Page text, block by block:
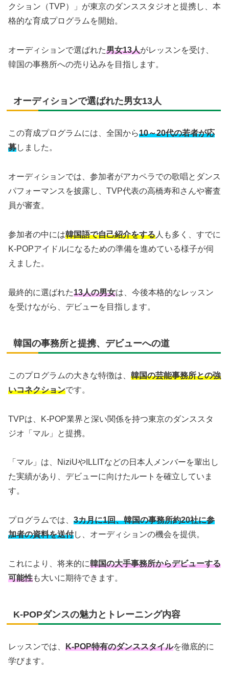
クション（TVP）」が東京のダンススタジオと提携し、本
格的な育成プログラムを開始。
オーディションで選ばれた男女13人がレッスンを受け、
韓国の事務所への売り込みを目指します。
オーディションで選ばれた男女13人
この育成プログラムには、全国から10～20代の若者が応
募しました。
オーディションでは、参加者がアカペラでの歌唱とダンス
パフォーマンスを披露し、TVP代表の高橋寿和さんや審査
員が審査。
参加者の中には韓国語で自己紹介をする 人も多く、すでに
K-POPアイドルになるための準備を進めている様子が伺
えました。
最終的に選ばれた13人の男女は、今後本格的なレッスン
を受けながら、デビューを目指します。
韓国の事務所と提携、デビューへの道
このプログラムの大きな特徴は、 韓国の芸能事務所との強
いコネクションです。
TVPは、K-POP業界と深い関係を持つ東京のダンススタ
ジオ「マル」と提携。
「マル」は、NiziUやILLITなどの日本人メンバーを輩出し
た実績があり、デビューに向けたルートを確立していま
す。
プログラムでは、 3カ月に1回、韓国の事務所約20社に参
加者の資料を送付し、オーディションの機会を提供。
これにより、将来的に韓国の大手事務所からデビューする
可能性も大いに期待できます。
K-POPダンスの魅力とトレーニング内容
レッスンでは、 K-POP特有のダンススタイルを徹底的に
学びます。